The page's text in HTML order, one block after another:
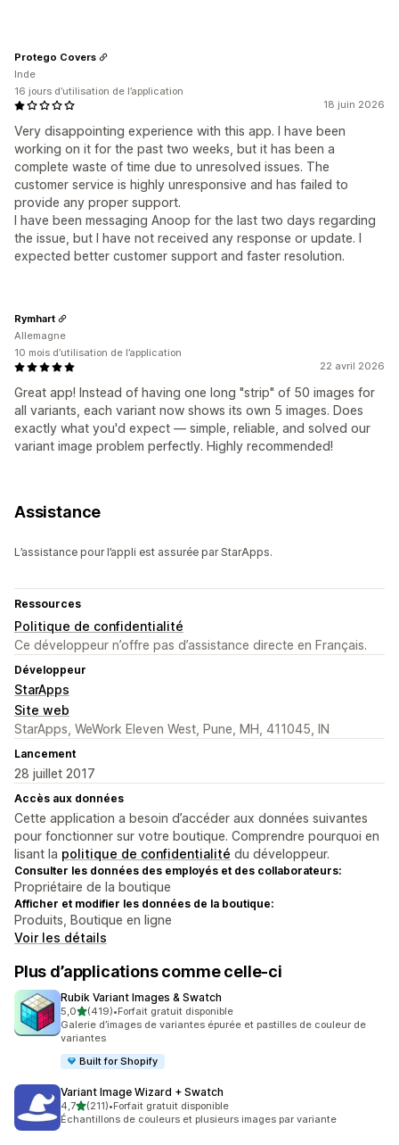
18 juin 2026
Very disappointing experience with this app. I have been
working on it for the past two weeks, but it has been a
complete waste of time due to unresolved issues. The
customer service is highly unresponsive and has failed to
provide any proper support.
I have been messaging Anoop for the last two days regarding
the issue, but I have not received any response or update. I
expected better customer support and faster resolution.
Protego Covers
Inde
16 jours d’utilisation de l’application
22 avril 2026
Great app! Instead of having one long "strip" of 50 images for
all variants, each variant now shows its own 5 images. Does
exactly what you'd expect — simple, reliable, and solved our
variant image problem perfectly. Highly recommended!
Rymhart
Allemagne
10 mois d’utilisation de l’application
Assistance
L’assistance pour l’appli est assurée par StarApps.
Ressources
Politique de confidentialité
Ce développeur n’offre pas d’assistance directe en Français.
Développeur
StarApps
Site web
StarApps, WeWork Eleven West, Pune, MH, 411045, IN
Lancement
28 juillet 2017
Accès aux données
Cette application a besoin d’accéder aux données suivantes
pour fonctionner sur votre boutique. Comprendre pourquoi en
lisant la politique de confidentialité du développeur.
Consulter les données des employés et des collaborateurs:
Propriétaire de la boutique
Afficher et modifier les données de la boutique:
Produits, Boutique en ligne
Voir les détails
Plus d’applications comme celle-ci
Rubik Variant Images & Swatch
5,0étoile(s) sur 5
(419)
419 avis au total
•Forfait gratuit disponible
Galerie d’images de variantes épurée et pastilles de couleur de
variantes
Built for Shopify
Variant Image Wizard + Swatch
4,7étoile(s) sur 5
(211)
211 avis au total
•Forfait gratuit disponible
Échantillons de couleurs et plusieurs images par variante